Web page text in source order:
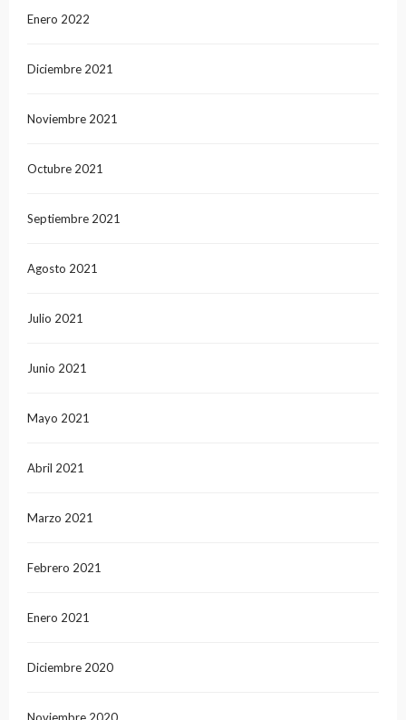
Enero 2022
Diciembre 2021
Noviembre 2021
Octubre 2021
Septiembre 2021
Agosto 2021
Julio 2021
Junio 2021
Mayo 2021
Abril 2021
Marzo 2021
Febrero 2021
Enero 2021
Diciembre 2020
Noviembre 2020